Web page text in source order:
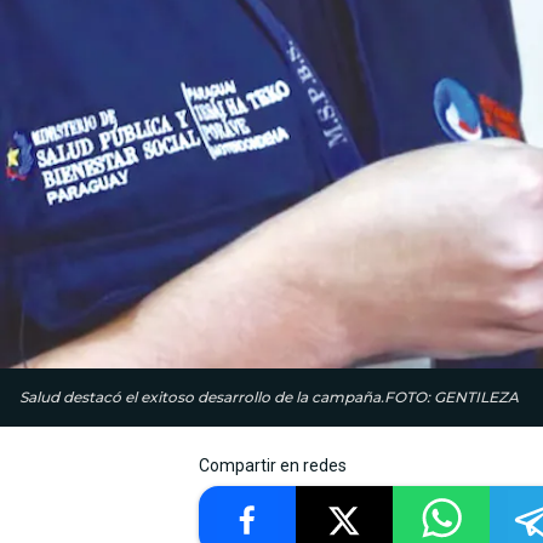
Salud destacó el exitoso desarrollo de la campaña.FOTO: GENTILEZA
Compartir en redes